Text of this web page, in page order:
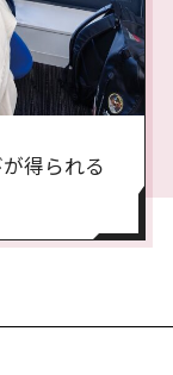
得られる